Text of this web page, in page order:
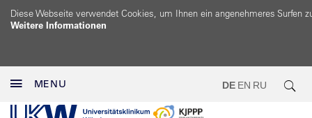
Diese Webseite verwendet Cookies, um Ihnen ein angenehmeres Surfen
Weitere Informationen
MENU DE EN RU